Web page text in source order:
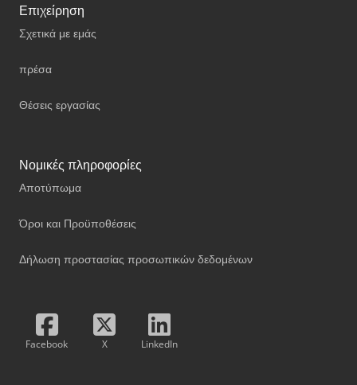
Επιχείρηση
Σχετικά με εμάς
πρέσα
Θέσεις εργασίας
Νομικές πληροφορίες
Αποτύπωμα
Όροι και Προϋποθέσεις
Δήλωση προστασίας προσωπικών δεδομένων
Facebook X LinkedIn